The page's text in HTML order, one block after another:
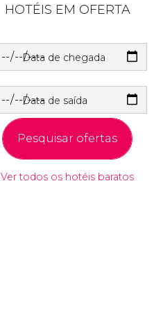
HOTÉIS EM OFERTA
Data de chegada
Data de saída
Pesquisar ofertas
Ver todos os hotéis baratos